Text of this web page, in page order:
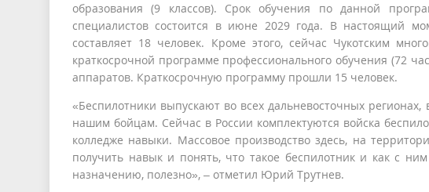
образования (9 классов). Срок обучения по данной
специалистов состоится в июне 2029 года. В настоящий
составляет 18 человек. Кроме этого, сейчас Чукотским
краткосрочной программе профессионального обучения (72
аппаратов. Краткосрочную программу прошли 15 человек.
«Беспилотники выпускают во всех дальневосточных
нашим бойцам. Сейчас в России комплектуются войска
колледже навыки. Массовое производство здесь, на
получить навык и понять, что такое беспилотник и как с
назначению, полезно», – отметил Юрий Трутнев.